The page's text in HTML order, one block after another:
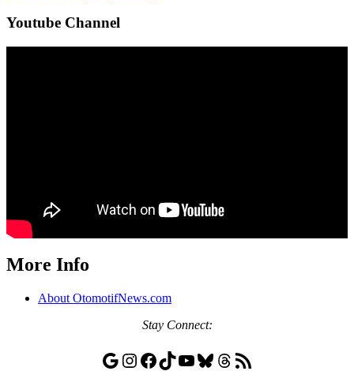
Youtube Channel
More Info
About OtomotifNews.com
Stay Connect:
Google
Instagram
Facebook
TikTok
YouTube
Bluesky
Threads
RSS Feed